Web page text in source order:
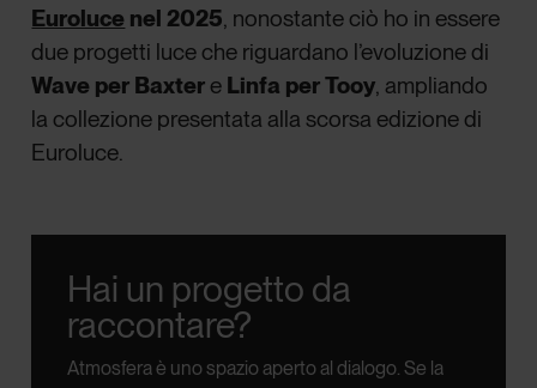
Euroluce nel 2025, nonostante ciò ho in essere
due progetti luce che riguardano l’evoluzione di
Wave per Baxter e Linfa per Tooy, ampliando
la collezione presentata alla scorsa edizione di
Euroluce.
Hai un progetto da
raccontare?
Atmosfera è uno spazio aperto al dialogo.Se la